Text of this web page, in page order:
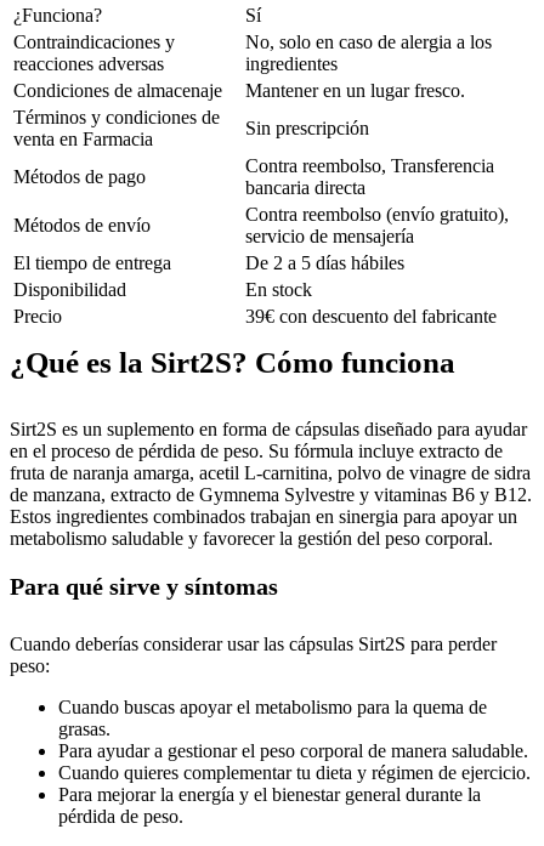
¿Funciona?
Sí
Contraindicaciones y
reacciones adversas
No, solo en caso de alergia a los
ingredientes
Condiciones de almacenaje
Mantener en un lugar fresco.
Términos y condiciones de
venta en Farmacia
Sin prescripción
Métodos de pago
Contra reembolso, Transferencia
bancaria directa
Métodos de envío
Contra reembolso (envío gratuito),
servicio de mensajería
El tiempo de entrega
De 2 a 5 días hábiles
Disponibilidad
En stock
Precio
39€ con descuento del fabricante
¿Qué es la Sirt2S? Cómo funciona
Sirt2S es un suplemento en forma de cápsulas diseñado para ayudar
en el proceso de pérdida de peso. Su fórmula incluye extracto de
fruta de naranja amarga, acetil L-carnitina, polvo de vinagre de sidra
de manzana, extracto de Gymnema Sylvestre y vitaminas B6 y B12.
Estos ingredientes combinados trabajan en sinergia para apoyar un
metabolismo saludable y favorecer la gestión del peso corporal.
Para qué sirve y síntomas
Cuando deberías considerar usar las cápsulas Sirt2S para perder
peso:
Cuando buscas apoyar el metabolismo para la quema de
grasas.
Para ayudar a gestionar el peso corporal de manera saludable.
Cuando quieres complementar tu dieta y régimen de ejercicio.
Para mejorar la energía y el bienestar general durante la
pérdida de peso.